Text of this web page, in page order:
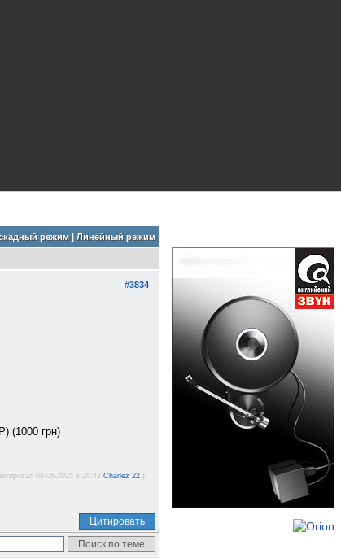
режим| Линейный режим
#3834
(1000 грн)
09-06-2025 в 20:42 Charlez 22.)
Цитировать